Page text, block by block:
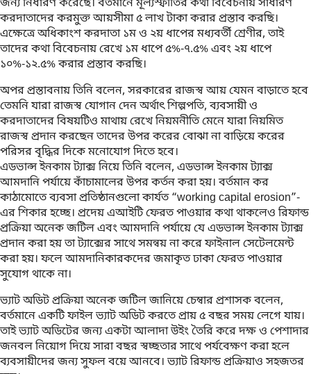
জন্য নির্ধারণ করেছে। বর্তমানে মূল্যস্ফীতির কথা বিবেচনায় সাধারণ
করদাতাদের করমুক্ত আয়সীমা ৫ লাখ টাকা করার প্রস্তাব করছি।
এক্ষেত্রে অধিকাংশ করদাতা ১ম ও ২য় ধাপের মধ্যবর্তী শ্রেণীর, তাই
তাদের কথা বিবেচনায় রেখে ১ম ধাপে ৫%-৭.৫% এবং ২য় ধাপে
১০%-১২.৫% করার প্রস্তাব করছি।
অপর প্রস্তাবনায় তিনি বলেন, সরকারের রাজস্ব আয় যেমন বাড়াতে হবে
তেমনি যারা রাজস্ব যোগান দেন অর্থাৎ শিল্পপতি, ব্যবসায়ী ও
করদাতাদের বিষয়টিও মাথায় রেখে নিয়মনীতি মেনে যারা নিয়মিত
রাজস্ব প্রদান করছেন তাদের উপর করের বোঝা না বাড়িয়ে করের
পরিসর বৃদ্ধির দিকে মনোযোগ দিতে হবে।
এডভান্স ইনকাম ট্যাক্স নিয়ে তিনি বলেন, এডভান্স ইনকাম ট্যাক্স
আমদানি পর্যায়ে কাঁচামালের উপর কর্তন করা হয়। বর্তমান কর
কাঠামোতে ব্যবসা প্রতিষ্ঠানগুলো কার্যত “working capital erosion”-
এর শিকার হচ্ছে। প্রদেয় এআইটি ফেরত পাওয়ার কথা থাকলেও রিফান্ড
প্রক্রিয়া অনেক জটিল এবং আমদানি পর্যায়ে যে এডভান্স ইনকাম ট্যাক্স
প্রদান করা হয় তা ট্যাক্সের সাথে সমন্বয় না করে ফাইনাল সেটেলমেন্ট
করা হয়। ফলে আমদানিকারকদের জমাকৃত ঢাকা ফেরত পাওয়ার
সুযোগ থাকে না।
ভ্যাট অডিট প্রক্রিয়া অনেক জটিল জানিয়ে চেম্বার প্রশাসক বলেন,
বর্তমানে একটি ফাইল ভ্যাট অডিট করতে প্রায় ৫ বছর সময় লেগে যায়।
তাই ভ্যাট অডিটের জন্য একটা আলাদা উইং তৈরি করে দক্ষ ও পেশাদার
জনবল নিয়োগ দিয়ে সারা বছর স্বচ্ছতার সাথে পর্যবেক্ষণ করা হলে
ব্যবসায়ীদের জন্য সুফল বয়ে আনবে। ভ্যাট রিফান্ড প্রক্রিয়াও সহজতর